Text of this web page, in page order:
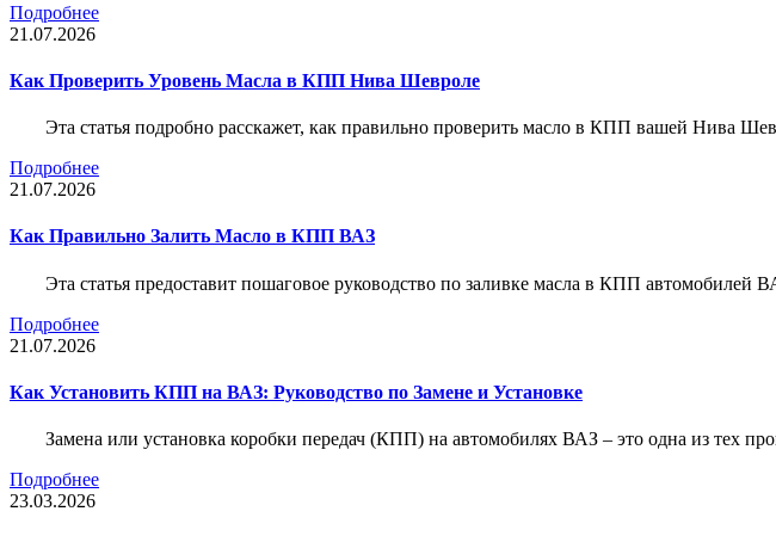
Подробнее
21.07.2026
Как Проверить Уровень Масла в КПП Нива Шевроле
Эта статья подробно расскажет, как правильно проверить масло в КПП вашей Нива
Подробнее
21.07.2026
Как Правильно Залить Масло в КПП ВАЗ
Эта статья предоставит пошаговое руководство по заливке масла в КПП автомобилей
Подробнее
21.07.2026
Как Установить КПП на ВАЗ: Руководство по Замене и Установке
Замена или установка коробки передач (КПП) на автомобилях ВАЗ – это одна из тех
Подробнее
23.03.2026